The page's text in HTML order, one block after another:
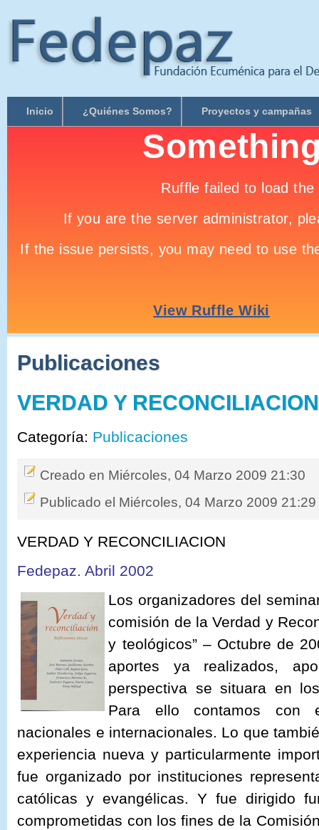
Inicio ¿Quiénes Somos? Proyectos y campañas
Publicaciones
VERDAD Y RECONCILIACION
Categoría: Publicaciones
Creado en Miércoles, 04 Marzo 2009 21:30
Publicado el Miércoles, 04 Marzo 2009 21:29
VERDAD Y RECONCILIACION
Fedepaz. Abril 2002
Los organizadores del
comisión de la Verdad y
y teológicos” – Octubre de
aportes ya realizados,
perspectiva se situara en
Para ello contamos con
nacionales e internacionales. Lo que
experiencia nueva y particularmente
fue organizado por instituciones
católicas y evangélicas. Y fue dirigido
comprometidas con los fines de la